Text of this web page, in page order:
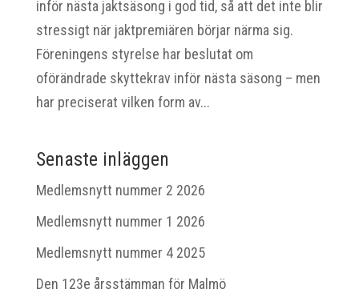
inför nästa jaktsäsong i god tid, så att det inte blir
stressigt när jaktpremiären börjar närma sig.
Föreningens styrelse har beslutat om
oförändrade skyttekrav inför nästa säsong – men
har preciserat vilken form av...
Senaste inläggen
Medlemsnytt nummer 2 2026
Medlemsnytt nummer 1 2026
Medlemsnytt nummer 4 2025
Den 123e årsstämman för Malmö